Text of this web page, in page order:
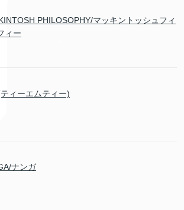
PHILOSOPHY/マッキントッシュフィ
ィー
ィーエムティー)
ナンガ